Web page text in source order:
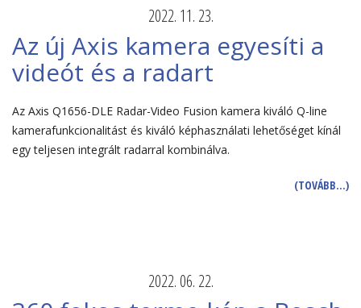
2022. 11. 23.
Az új Axis kamera egyesíti a
videót és a radart
Az Axis Q1656-DLE Radar-Video Fusion kamera kiváló Q-line
kamerafunkcionalitást és kiváló képhasználati lehetőséget kínál
egy teljesen integrált radarral kombinálva.
(TOVÁBB…)
2022. 06. 22.